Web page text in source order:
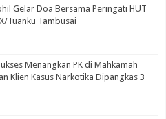
Gelar Doa Bersama Peringati HUT
Tuanku Tambusai
Menangkan PK di Mahkamah
Klien Kasus Narkotika Dipangkas 3